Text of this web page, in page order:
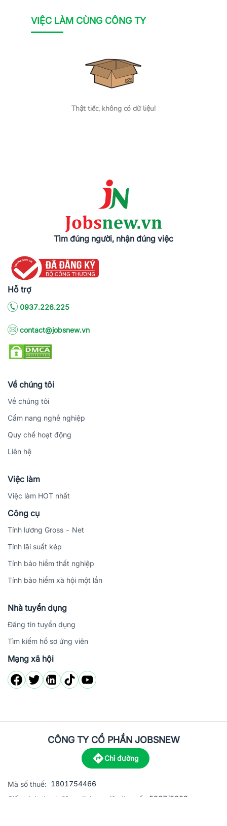
VIỆC LÀM CÙNG CÔNG TY
Thật tiếc, không có dữ liệu!
Tìm đúng người, nhận đúng việc
Hỗ trợ
0937.226.225
contact@jobsnew.vn
Về chúng tôi
Về chúng tôi
Cẩm nang nghề nghiệp
Quy chế hoạt động
Liên hệ
Việc làm
Việc làm HOT nhất
Công cụ
Tính lương Gross - Net
Tính lãi suất kép
Tính bảo hiểm thất nghiệp
Tính bảo hiểm xã hội một lần
Nhà tuyển dụng
Đăng tin tuyển dụng
Tìm kiếm hồ sơ ứng viên
Mạng xã hội
CÔNG TY CỔ PHẦN JOBSNEW
Chỉ đường
Mã số thuế: 1801754466
Giấy phép hoạt động dịch vụ việc làm số:
5867/2023